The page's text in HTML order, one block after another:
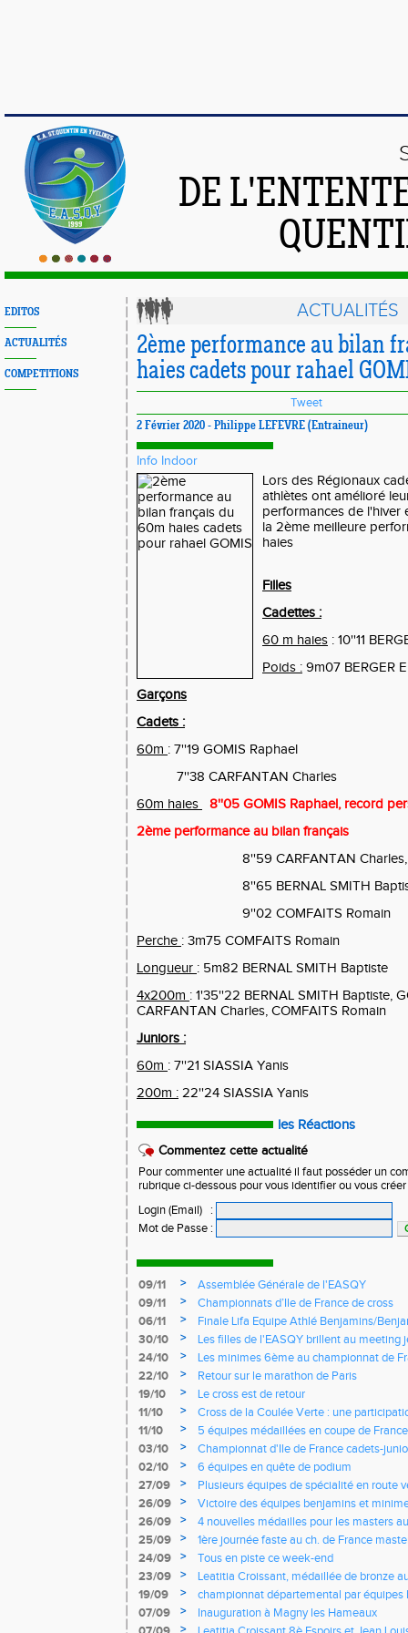
DE
EDITOS
ACTUALITÉS
COMPETITIONS
ACTUALITÉS
2ème performance au bilan
haies cadets pour rahael
Tweet
2 Février 2020 - Philippe LEFEVRE (Entraineur)
Info Indoor
Lors des Régionaux
athlètes ont amélioré
performances de l'hiver
la 2ème meilleure
haies
Filles
Cadettes :
60 m haies : 10''11
Poids : 9m07 BERGER
Garçons
Cadets :
60m : 7''19 GOMIS Raphael
7''38 CARFANTAN Charles
60m haies
8''05 GOMIS Raphael, record
2ème performance au bilan français
8''59 CARFANTAN
8''65 BERNAL SMITH
9''02 COMFAITS Romain
Perche : 3m75 COMFAITS Romain
Longueur : 5m82 BERNAL SMITH Baptiste
4x200m : 1'35''22 BERNAL SMITH Baptiste,
CARFANTAN Charles, COMFAITS Romain
Juniors :
60m : 7''21 SIASSIA Yanis
200m : 22''24 SIASSIA Yanis
les Réactions
Commentez cette actualité
Pour commenter une actualité il faut posséder un
rubrique ci-dessous pour vous identifier ou vous
Login (Email)
:
Mot de Passe :
09/11 >
Assemblée Générale de l'EASQY
09/11
>
Championnats d’Ile de France de cross
06/11
>
Finale Lifa Equipe Athlé Benjamins/
30/10
>
Les filles de l'EASQY brillent au meeting
records du club battus
24/10 >
Les minimes 6ème au championnat de
22/10
>
Retour sur le marathon de Paris
19/10
>
Le cross est de retour
11/10
>
Cross de la Coulée Verte : une
Rendez-vous !
11/10 >
5 équipes médaillées en coupe de France
03/10
>
Championnat d'Ile de France cadets-
l'EASQY victorieuses
02/10 >
6 équipes en quête de podium
27/09
>
Plusieurs équipes de spécialité en route
France
26/09 >
Victoire des équipes benjamins et
Yvelines
26/09 >
4 nouvelles médailles pour les masters
25/09
>
1ère journée faste au ch. de France
d'argent
24/09 >
Tous en piste ce week-end
23/09
>
Leatitia Croissant, médaillée de bronze
de course de montagne
19/09 >
championnat départemental par
07/09
>
Inauguration à Magny les Hameaux
>